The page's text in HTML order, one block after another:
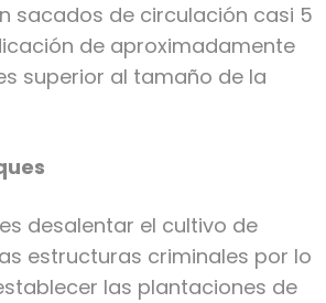
sacados de circulación casi 5
de aproximadamente
superior al tamaño de la
desalentar el cultivo de
estructuras criminales por lo
las plantaciones de